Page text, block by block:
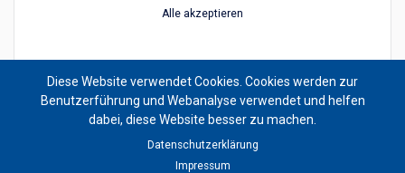
Alle akzeptieren
Diese Website verwendet Cookies. Cookies werden zur
Benutzerführung und Webanalyse verwendet und helfen
dabei, diese Website besser zu machen.
Datenschutzerklärung
Impressum